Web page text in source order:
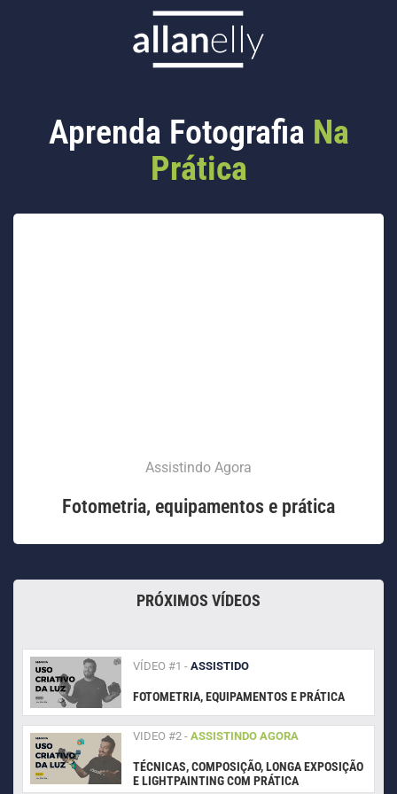
Aprenda Fotografia Na
Prática
Assistindo Agora
Fotometria, equipamentos e prática
PRÓXIMOS VÍDEOS​
VÍDEO #1 - ASSISTIDO
FOTOMETRIA, EQUIPAMENTOS E PRÁTICA
VIDEO #2 - ASSISTINDO AGORA
TÉCNICAS, COMPOSIÇÃO, LONGA EXPOSIÇÃO
E LIGHTPAINTING COM PRÁTICA​